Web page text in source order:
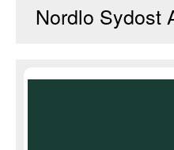
Nordlo Sydost